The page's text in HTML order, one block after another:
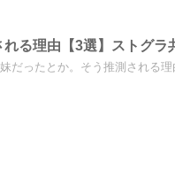
る理由【3選】ストグラ
だったとか。そう推測される